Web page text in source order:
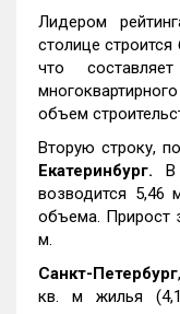
Лидером
столице
что
объем
Вторую строку,
Екатеринбург. В
возводится 5,46
объема. Прирост
м.
Санкт-Петербург
кв. м жилья